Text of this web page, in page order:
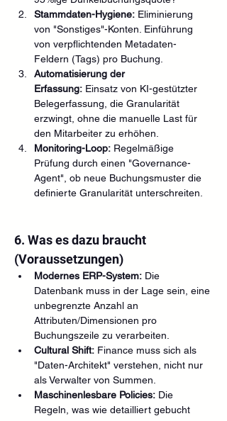
Stammdaten-Hygiene: Eliminierung
von "Sonstiges"-Konten. Einführung
von verpflichtenden Metadaten-
Feldern (Tags) pro Buchung.
Automatisierung der
Erfassung: Einsatz von KI-gestützter
Belegerfassung, die Granularität
erzwingt, ohne die manuelle Last für
den Mitarbeiter zu erhöhen.
Monitoring-Loop: Regelmäßige
Prüfung durch einen "Governance-
Agent", ob neue Buchungsmuster die
definierte Granularität unterschreiten.
6. Was es dazu braucht
(Voraussetzungen)
Modernes ERP-System: Die
Datenbank muss in der Lage sein, eine
unbegrenzte Anzahl an
Attributen/Dimensionen pro
Buchungszeile zu verarbeiten.
Cultural Shift: Finance muss sich als
"Daten-Architekt" verstehen, nicht nur
als Verwalter von Summen.
Maschinenlesbare Policies: Die
Regeln, was wie detailliert gebucht